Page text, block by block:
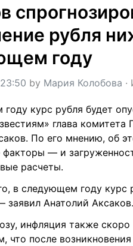
рубля
году
by Мария Колобова ·
курс рубля будет
глава
По его мнению, об
факторы — и
расчеты.
в следующем году курс
заявил Анатолий Аксаков.
инфляция также
что после